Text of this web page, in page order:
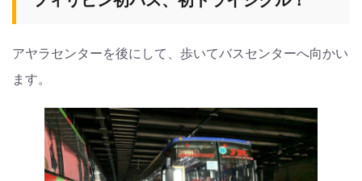
アヤラセンターを後にして、歩いてバスセンターへ向かい
ます。